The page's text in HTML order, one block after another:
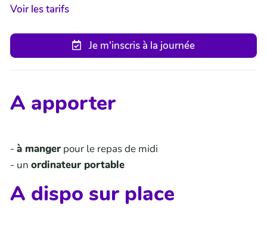
Voir les tarifs
Je m'inscris à la journée
A apporter
- à manger pour le repas de midi
- un ordinateur portable
A dispo sur place